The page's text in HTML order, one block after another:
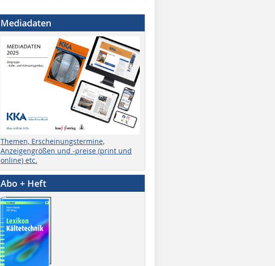
Mediadaten
Themen, Erscheinungstermine,
Anzeigengrößen und -preise (print und
online) etc.
Abo + Heft